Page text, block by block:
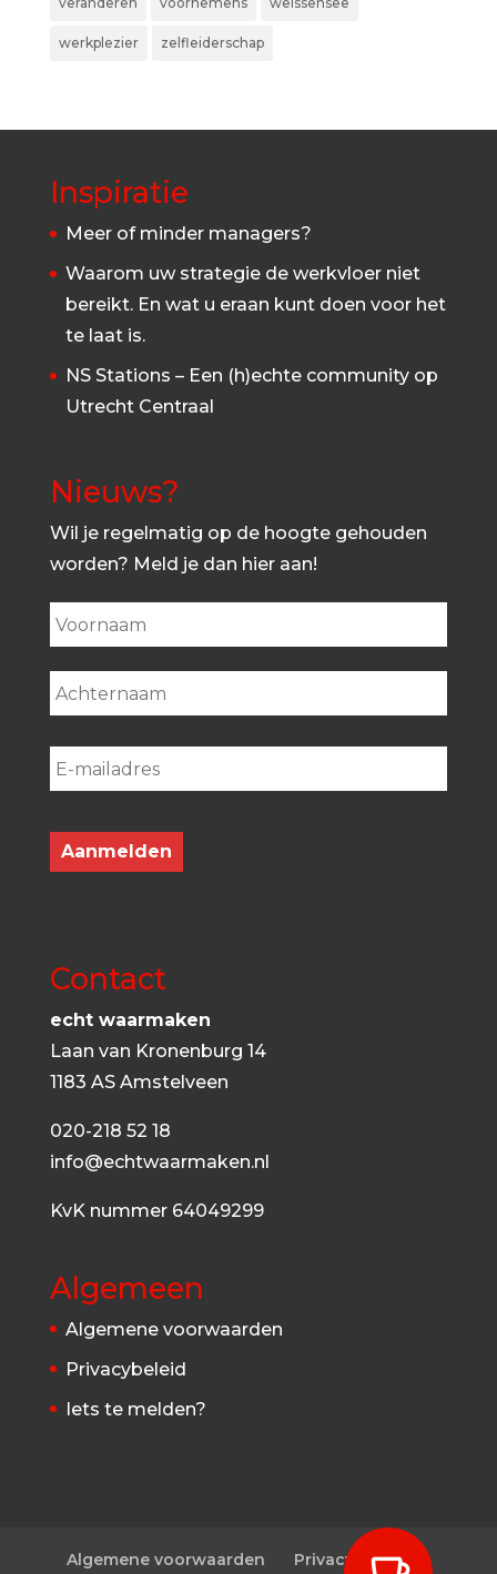
werkplezier zelfleiderschap
Inspiratie
Meer of minder managers?
Waarom uw strategie de werkvloer niet
bereikt. En wat u eraan kunt doen voor het
te laat is.
NS Stations – Een (h)echte community op
Utrecht Centraal
Nieuws?
Wil je regelmatig op de hoogte gehouden
worden? Meld je dan hier aan!
Contact
echt waarmaken
Laan van Kronenburg 14
1183 AS Amstelveen
020-218 52 18
info@echtwaarmaken.nl
KvK nummer 64049299
Algemeen
Algemene voorwaarden
Privacybeleid
Iets te melden?
Algemene voorwaarden Privacybeleid